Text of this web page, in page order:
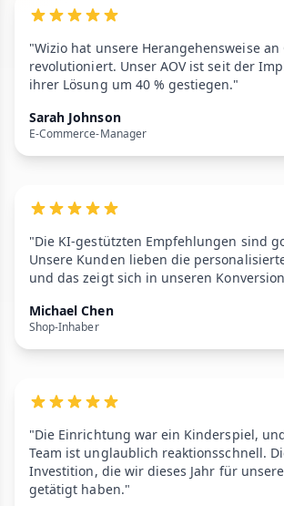
"Wizio hat unsere Herangehensweise an
revolutioniert. Unser AOV ist seit der
ihrer Lösung um 40 % gestiegen."
Sarah Johnson
E-Commerce-Manager
"Die KI-gestützten Empfehlungen sind
Unsere Kunden lieben die
und das zeigt sich in unseren
Michael Chen
Shop-Inhaber
"Die Einrichtung war ein Kinderspiel,
Team ist unglaublich reaktionsschnell.
Investition, die wir dieses Jahr für
getätigt haben."